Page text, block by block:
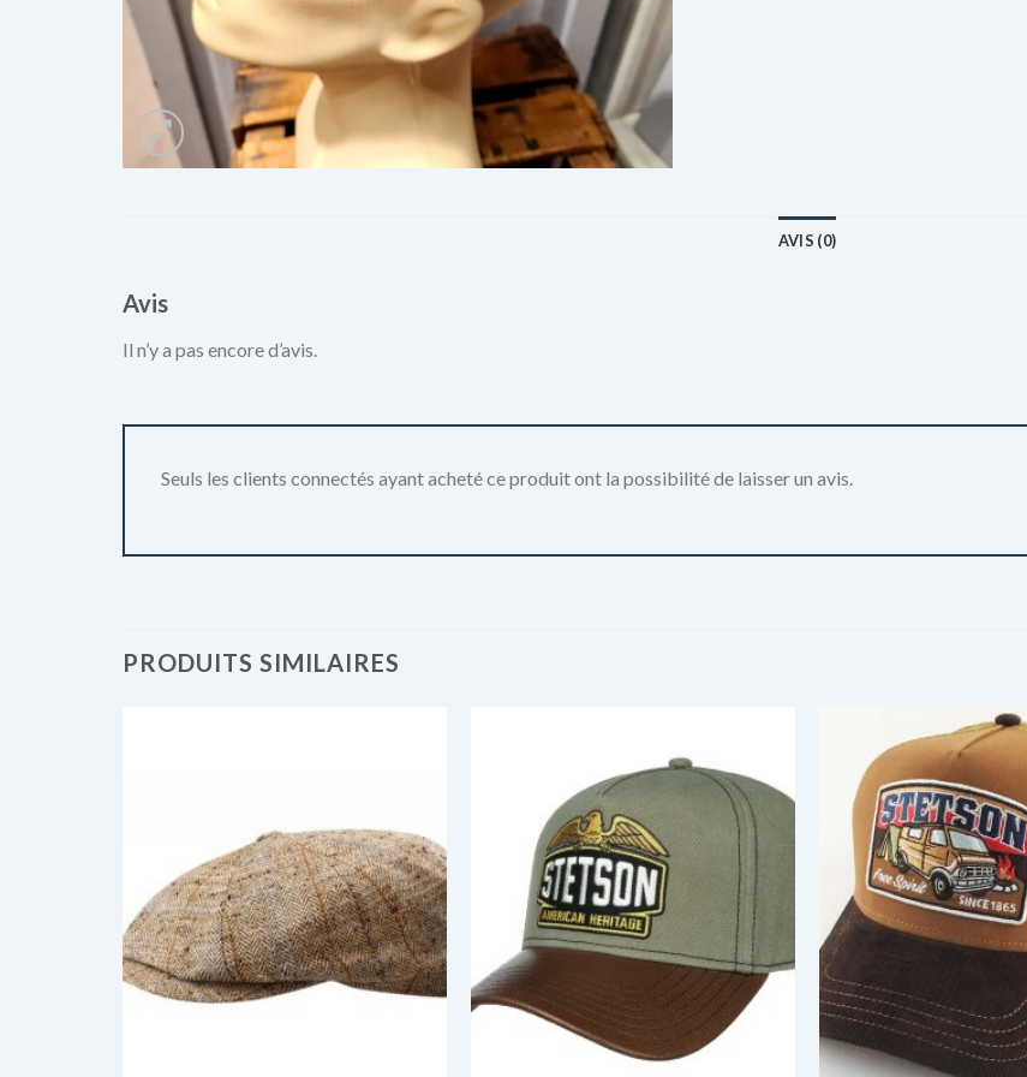
AVIS (0)
Avis
Il n’y a pas encore d’avis.
Seuls les clients connectés ayant acheté ce produit ont la possibilité de laisser un avis.
PRODUITS SIMILAIRES